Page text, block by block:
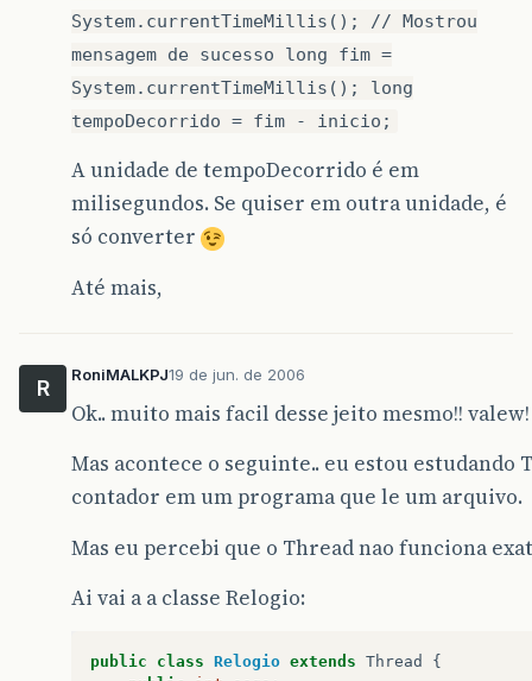
System.currentTimeMillis(); // Mostrou
mensagem de sucesso long fim =
System.currentTimeMillis(); long
tempoDecorrido = fim - inicio;
A unidade de tempoDecorrido é em
milisegundos. Se quiser em outra unidade, é
só converter
Até mais,
R
RoniMALKPJ19 de jun. de 2006
Ok.. muito mais facil desse jeito mesmo!! valew!
Mas acontece o seguinte.. eu estou
contador em um programa que le um arquivo.
Mas eu percebi que o Thread nao funciona
Ai vai a a classe Relogio:
public class Relogio extends Thread
{